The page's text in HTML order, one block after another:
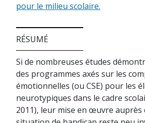
pour le milieu scolaire.
RÉSUMÉ
Si de nombreuses études
des programmes axés sur les
émotionnelles (ou CSE) pour les
neurotypiques dans le cadre
2011), leur mise en œuvre auprès